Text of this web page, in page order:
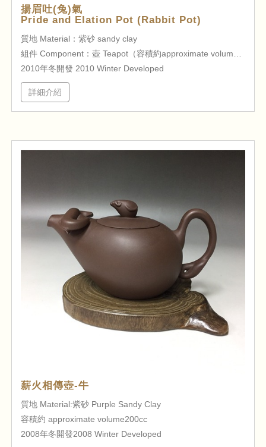
揚眉吐(兔)氣
Pride and Elation Pot (Rabbit Pot)
質地 Material：紫砂 sandy clay
組件 Component：壺 Teapot（容積約approximate volume 210cc ）
2010年冬開發 2010 Winter Developed
詳細介紹
薪火相傳壺-牛
質地 Material:紫砂 Purple Sandy Clay
容積約 approximate volume200cc
2008年冬開發2008 Winter Developed